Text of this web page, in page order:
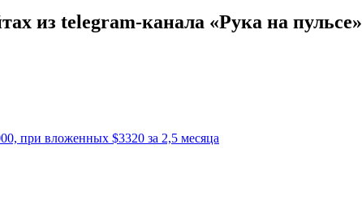
из telegram-канала «Рука на пульсе»
при вложенных $3320 за 2,5 месяца